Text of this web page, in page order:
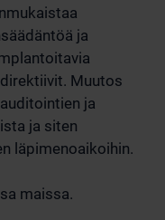
ja
Muutos
ja
ja siten
läpimenoaikoihin.
maissa.